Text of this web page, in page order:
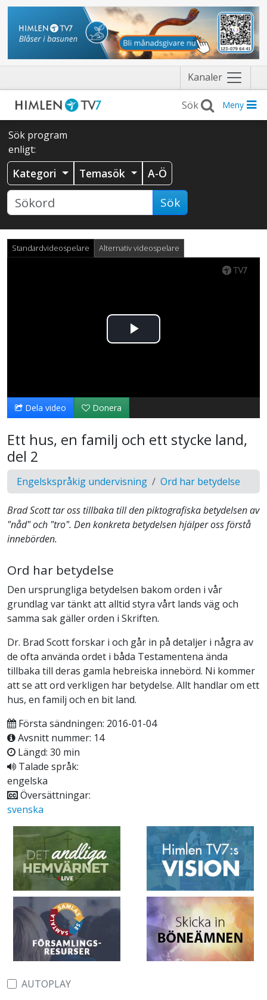
Kanaler Näytä
valikko
Meny
Sök program
enligt:
Kategori Temasök A-Ö
Sök
Standardvideospelare Alternativ videospelare
Spela
video
Dela video Donera
Ett hus, en familj och ett stycke land,
del 2
Engelskspråkig undervisning Ord har betydelse
Brad Scott tar oss tillbaka till den piktografiska betydelsen av
"nåd" och "tro". Den konkreta betydelsen hjälper oss förstå
innebörden.
Ord har betydelse
Den ursprungliga betydelsen bakom orden i vår
grundlag var tänkt att alltid styra vårt lands väg och
samma sak gäller orden i Skriften.
Dr. Brad Scott forskar i och går in på detaljer i några av
de ofta använda ordet i båda Testamentena ända
tillbaka till deras gamla hebreiska innebörd. Ni kommer
att se att ord verkligen har betydelse. Allt handlar om ett
hus, en familj och en bit land.
Första sändningen: 2016-01-04
Avsnitt nummer: 14
Längd: 30 min
Talade språk:
engelska
Översättningar:
svenska
AUTOPLAY